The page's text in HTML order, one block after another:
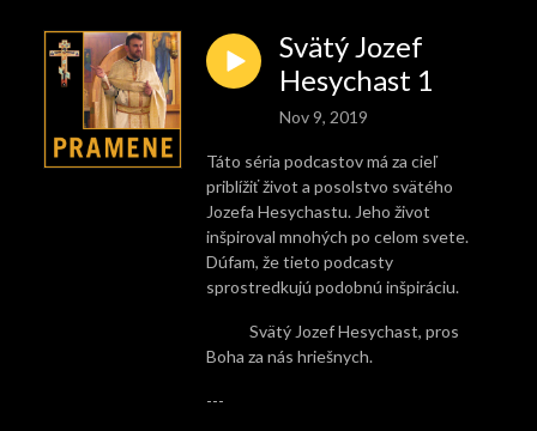
Svätý Jozef
Hesychast 1
Nov 9, 2019
Táto séria podcastov má za cieľ
priblížiť život a posolstvo svätého
Jozefa Hesychastu. Jeho život
inšpiroval mnohých po celom svete.
Dúfam, že tieto podcasty
sprostredkujú podobnú inšpiráciu.
Svätý Jozef Hesychast, pros
Boha za nás hriešnych.
---